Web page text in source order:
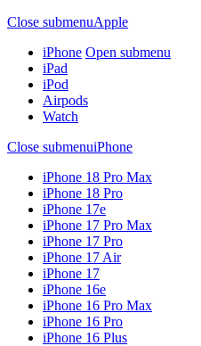
Close submenuApple
iPhone Open submenu
iPad
iPod
Airpods
Watch
Close submenuiPhone
iPhone 18 Pro Max
iPhone 18 Pro
iPhone 17e
iPhone 17 Pro Max
iPhone 17 Pro
iPhone 17 Air
iPhone 17
iPhone 16e
iPhone 16 Pro Max
iPhone 16 Pro
iPhone 16 Plus